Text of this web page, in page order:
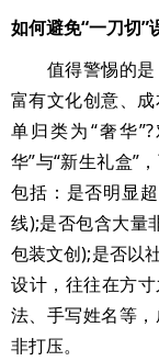
如何避免“一刀切”
值得警惕的是
富有文化创意、
单归类为“奢华
华”与“新生礼盒”
包括：是否明显
线);是否包含大量
包装文创);是否以
设计，往往在方
法、手写姓名等
非打压。